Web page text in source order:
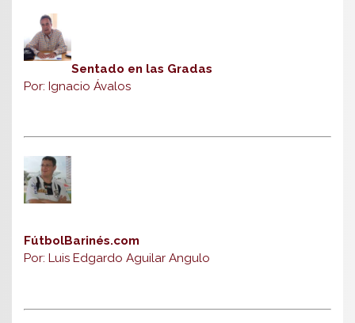
Sentado en las Gradas
Por: Ignacio Ávalos
FútbolBarinés.com
Por: Luis Edgardo Aguilar Angulo